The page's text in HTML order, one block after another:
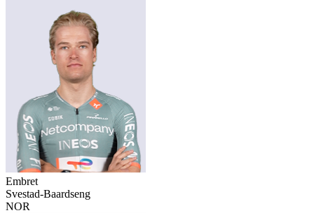
Embret
Svestad-Baardseng
NOR